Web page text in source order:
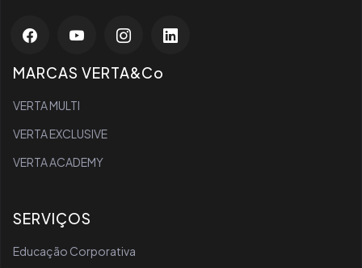
MARCAS VERTA&Co
VERTA MULTI
VERTA EXCLUSIVE
VERTA ACADEMY
SERVIÇOS
Educação Corporativa